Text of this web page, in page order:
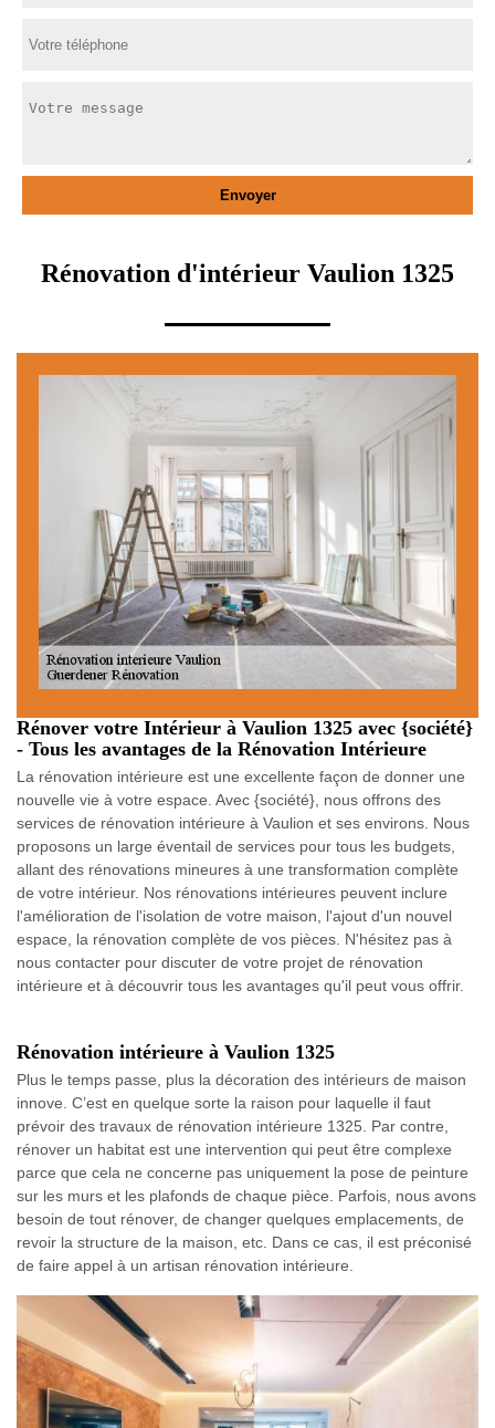
Rénovation d'intérieur Vaulion 1325
Rénover votre Intérieur à Vaulion 1325 avec {société}
- Tous les avantages de la Rénovation Intérieure
La rénovation intérieure est une excellente façon de donner une
nouvelle vie à votre espace. Avec {société}, nous offrons des
services de rénovation intérieure à Vaulion et ses environs. Nous
proposons un large éventail de services pour tous les budgets,
allant des rénovations mineures à une transformation complète
de votre intérieur. Nos rénovations intérieures peuvent inclure
l'amélioration de l'isolation de votre maison, l'ajout d'un nouvel
espace, la rénovation complète de vos pièces. N'hésitez pas à
nous contacter pour discuter de votre projet de rénovation
intérieure et à découvrir tous les avantages qu'il peut vous offrir.
Rénovation intérieure à Vaulion 1325
Plus le temps passe, plus la décoration des intérieurs de maison
innove. C’est en quelque sorte la raison pour laquelle il faut
prévoir des travaux de rénovation intérieure 1325. Par contre,
rénover un habitat est une intervention qui peut être complexe
parce que cela ne concerne pas uniquement la pose de peinture
sur les murs et les plafonds de chaque pièce. Parfois, nous avons
besoin de tout rénover, de changer quelques emplacements, de
revoir la structure de la maison, etc. Dans ce cas, il est préconisé
de faire appel à un artisan rénovation intérieure.